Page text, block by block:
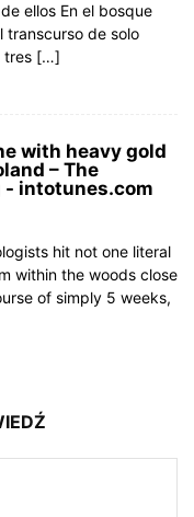
ellos En el bosque
transcurso de solo
tres […]
with heavy gold
– The
- intotunes.com
hit not one literal
within the woods close
of simply 5 weeks,